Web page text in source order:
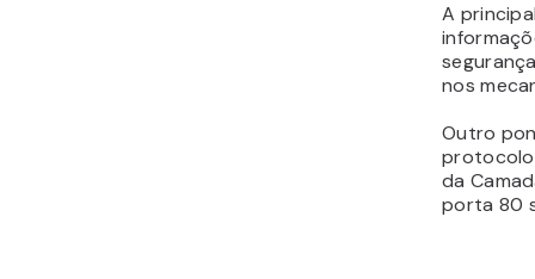
A
nos
Outro
protocolo
da
porta 80